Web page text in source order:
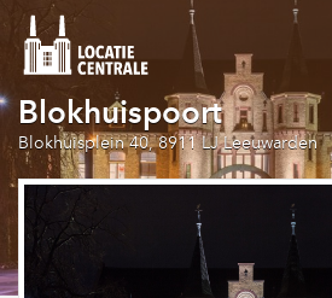
Blokhuispoort
Blokhuisplein 40, 8911 LJ Leeuwarden